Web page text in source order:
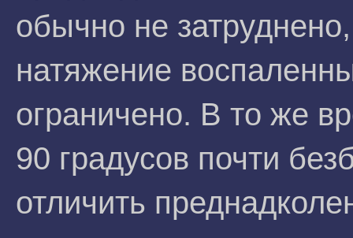
обычно не
натяжение
ограничено. В то же
90 градусов почти
отличить